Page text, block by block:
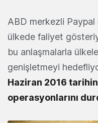
ABD merkezli
ülkede faliyet
bu anlaşmalarla
genişletmeyi
Haziran 2016
operasyonlarını